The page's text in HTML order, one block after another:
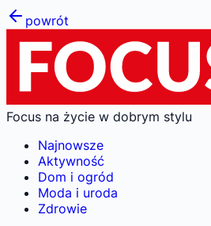
powrót
Focus na życie w dobrym stylu
Najnowsze
Aktywność
Dom i ogród
Moda i uroda
Zdrowie